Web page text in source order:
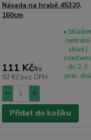
Násada na hrabě 45320,
160cm
111 Kč/ks
92 Kč bez DPH
•
centrální
sklad |
do 2-3
prac. dnů
Přidat do košíku